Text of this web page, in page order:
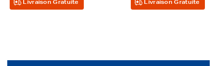
Livraison Gratuite Livraison Gratuite